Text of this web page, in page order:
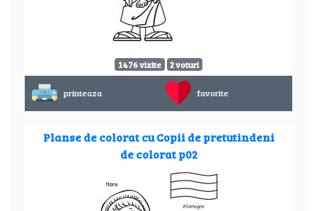
1476 vizite 2 voturi
printeaza favorite
Planse de colorat cu Copii de pretutindeni
de colorat p02